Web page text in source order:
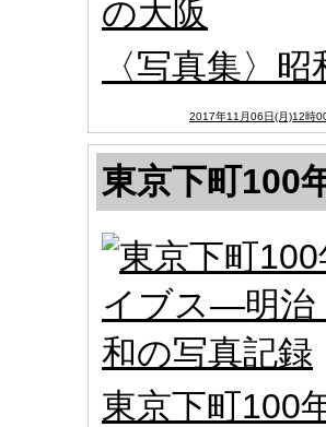
〈写真集〉
2017年11月06日(月)12時
東京下町100
東京下町100